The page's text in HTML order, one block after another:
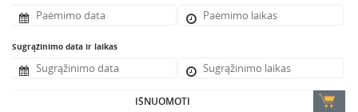
Sugrąžinimo data ir laikas
IŠNUOMOTI